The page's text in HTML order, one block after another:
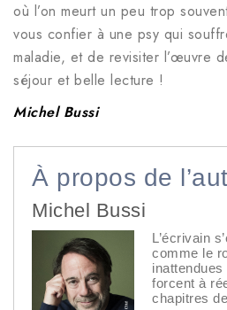
où l’on meurt un peu trop
vous confier à une psy qui
maladie, et de revisiter l’œuvre
séjour et belle lecture !
Michel Bussi
À propos de
Michel Bussi
L’écrivain
comme le
forcent à
chapitres